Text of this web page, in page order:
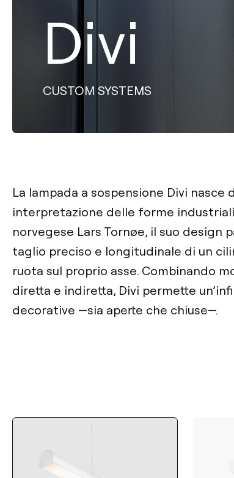
Divi
CUSTOM SYSTEMS
La lampada a sospensione Divi nasce
interpretazione delle forme
norvegese Lars Tornøe, il suo design
taglio preciso e longitudinale di un
ruota sul proprio asse. Combinando
diretta e indiretta, Divi permette
decorative —sia aperte che chiuse—.